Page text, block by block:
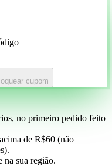
cupom
no primeiro pedido feito
de R$60 (não
na sua região.